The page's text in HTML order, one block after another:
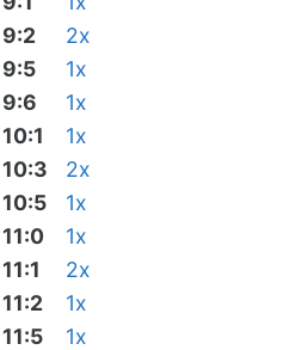
9:2
2x
9:5
1x
9:6
1x
10:1
1x
10:3
2x
10:5
1x
11:0
1x
11:1
2x
11:2
1x
11:5
1x